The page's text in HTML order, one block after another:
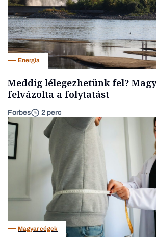
Energia
Meddig lélegezhetünk fel?
felvázolta a folytatást
Forbes 2 perc
Magyar cégek